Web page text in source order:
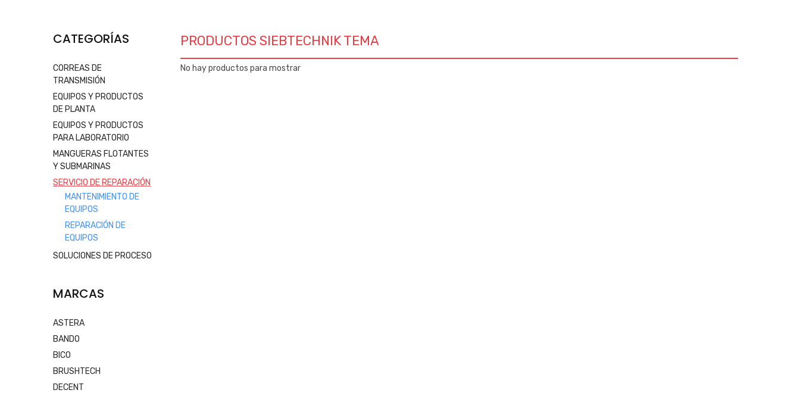
CATEGORÍAS
CORREAS DE
TRANSMISIÓN
EQUIPOS Y PRODUCTOS
DE PLANTA
EQUIPOS Y PRODUCTOS
PARA LABORATORIO
MANGUERAS FLOTANTES
Y SUBMARINAS
SERVICIO DE REPARACIÓN
MANTENIMIENTO DE
EQUIPOS
REPARACIÓN DE
EQUIPOS
SOLUCIONES DE PROCESO
MARCAS
ASTERA
BANDO
BICO
BRUSHTECH
DECENT
PRODUCTOS SIEBTECHNIK TEMA
No hay productos para mostrar